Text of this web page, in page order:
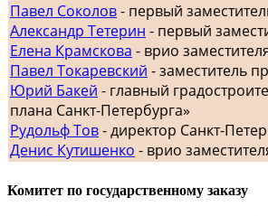
Павел Соколов- первый
Александр Тетерин - первый
Елена Крамскова - врио
Павел Токаревский - заместитель
Юрий Бакей - главный
плана Санкт-Петербурга»
Рудольф Тов- директор Санкт-
Денис Кутишенко - врио
Комитет по государственному заказу